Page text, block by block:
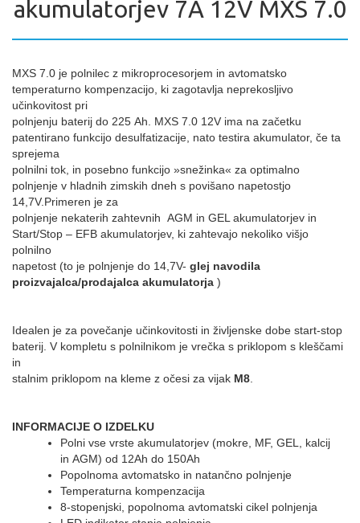
akumulatorjev 7A 12V MXS 7.0
MXS 7.0 je polnilec z mikroprocesorjem in avtomatsko
temperaturno kompenzacijo, ki zagotavlja neprekosljivo
učinkovitost pri
polnjenju baterij do 225 Ah. MXS 7.0 12V ima na začetku
patentirano funkcijo desulfatizacije, nato testira akumulator, če ta
sprejema
polnilni tok, in posebno funkcijo »snežinka« za optimalno
polnjenje v hladnih zimskih dneh s povišano napetostjo
14,7V.Primeren je za
polnjenje nekaterih zahtevnih AGM in GEL akumulatorjev in
Start/Stop – EFB akumulatorjev, ki zahtevajo nekoliko višjo
polnilno
napetost (to je polnjenje do 14,7V- glej navodila
proizvajalca/prodajalca akumulatorja )
Idealen je za povečanje učinkovitosti in življenske dobe start-stop
baterij. V kompletu s polnilnikom je vrečka s priklopom s kleščami
in
stalnim priklopom na kleme z očesi za vijak M8
INFORMACIJE O IZDELKU
Polni vse vrste akumulatorjev (mokre, MF, GEL, kalcij
in AGM) od 12Ah do 150Ah
Popolnoma avtomatsko in natančno polnjenje
Temperaturna kompenzacija
8-stopenjski, popolnoma avtomatski cikel polnjenja